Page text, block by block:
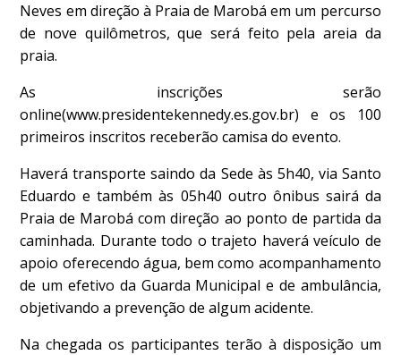
Neves em direção à Praia de Marobá em um percurso
de nove quilômetros, que será feito pela areia da
praia.
As inscrições serão
online(www.presidentekennedy.es.gov.br) e os 100
primeiros inscritos receberão camisa do evento.
Haverá transporte saindo da Sede às 5h40, via Santo
Eduardo e também às 05h40 outro ônibus sairá da
Praia de Marobá com direção ao ponto de partida da
caminhada. Durante todo o trajeto haverá veículo de
apoio oferecendo água, bem como acompanhamento
de um efetivo da Guarda Municipal e de ambulância,
objetivando a prevenção de algum acidente.
Na chegada os participantes terão à disposição um